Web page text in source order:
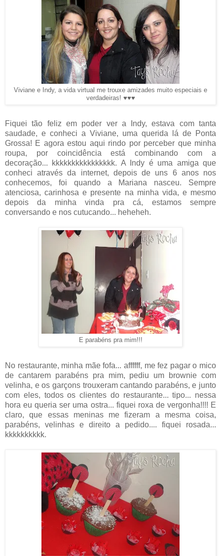
Viviane e Indy, a vida virtual me trouxe amizades muito especiais e
verdadeiras! ♥♥♥
Fiquei tão feliz em poder ver a Indy, estava com tanta
saudade, e conheci a Viviane, uma querida lá de Ponta
Grossa! E agora estou aqui rindo por perceber que minha
roupa, por coincidência está combinando com a
decoração... kkkkkkkkkkkkkkkk. A Indy é uma amiga que
conheci através da internet, depois de uns 6 anos nos
conhecemos, foi quando a Mariana nasceu. Sempre
atenciosa, carinhosa e presente na minha vida, e mesmo
depois da minha vinda pra cá, estamos sempre
conversando e nos cutucando... heheheh.
E parabéns pra mim!!!
No restaurante, minha mãe fofa... affffff, me fez pagar o mico
de cantarem parabéns pra mim, pediu um brownie com
velinha, e os garçons trouxeram cantando parabéns, e junto
com eles, todos os clientes do restaurante... tipo... nessa
hora eu queria ser uma ostra... fiquei roxa de vergonha!!!! E
claro, que essas meninas me fizeram a mesma coisa,
parabéns, velinhas e direito a pedido.... fiquei rosada...
kkkkkkkkkk.